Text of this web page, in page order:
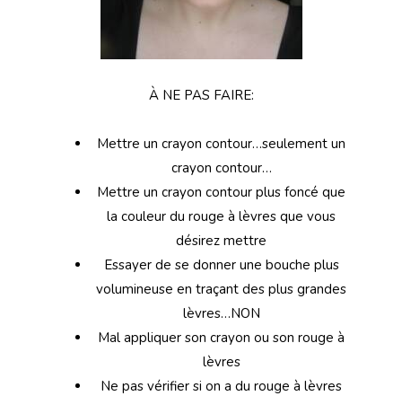
À NE PAS FAIRE:
Mettre un crayon contour…seulement un
crayon contour…
Mettre un crayon contour plus foncé que
la couleur du rouge à lèvres que vous
désirez mettre
Essayer de se donner une bouche plus
volumineuse en traçant des plus grandes
lèvres…NON
Mal appliquer son crayon ou son rouge à
lèvres
Ne pas vérifier si on a du rouge à lèvres